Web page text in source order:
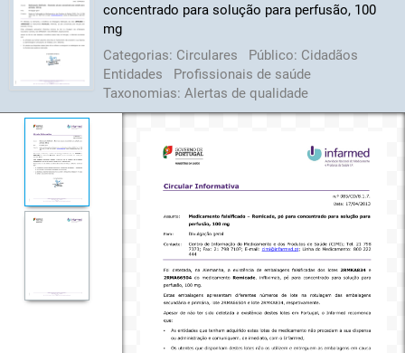
concentrado para solução para perfusão, 100
mg
Categorias: Circulares Público: Cidadãos
Entidades
Profissionais de saúde
Taxonomias: Alertas de qualidade